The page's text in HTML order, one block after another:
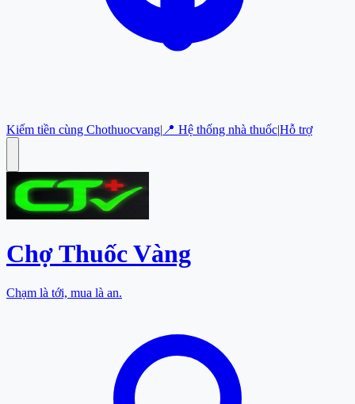
Kiếm tiền cùng Chothuocvang| 📍 Hệ thống nhà thuốc|Hỗ trợ
Chợ ThuốcVàng
Chạm là tới, mua là an.